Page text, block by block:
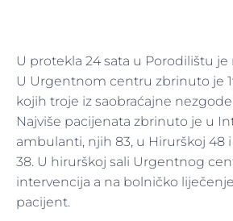
U protekla 24 sata u Porodilištu
U Urgentnom centru zbrinuto je
kojih troje iz saobraćajne
Najviše pacijenata zbrinuto je u
ambulanti, njih 83, u Hirurškoj 48
38. U hirurškoj sali Urgentnog
intervencija a na bolničko
pacijent.